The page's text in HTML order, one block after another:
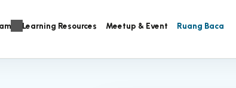
Learning Resources Meetup & Event Ruang Baca